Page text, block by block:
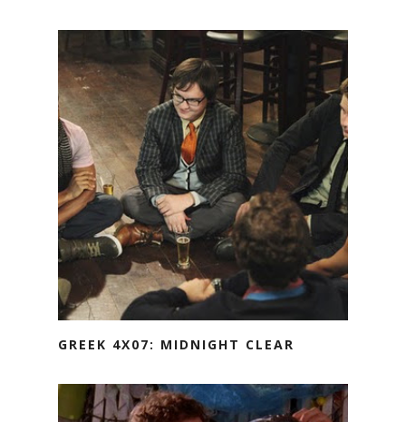
GREEK 4X07: MIDNIGHT CLEAR